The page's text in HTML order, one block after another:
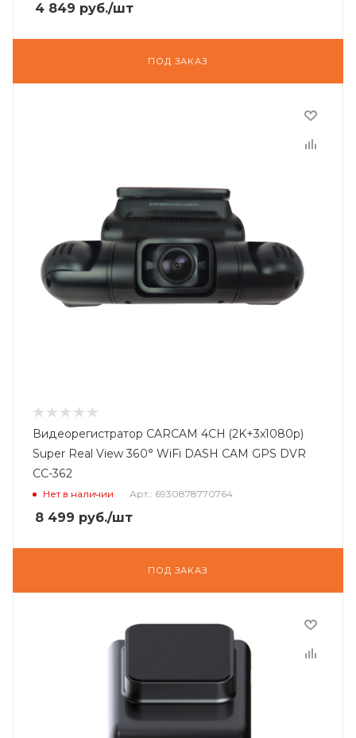
4 849 руб./шт
ПОД ЗАКАЗ
Видеорегистратор CARCAM 4CH (2K+3x1080p)
Super Real View 360° WiFi DASH CAM GPS DVR
СС-362
Нет в наличии Арт.: 6930878770764
8 499 руб./шт
ПОД ЗАКАЗ